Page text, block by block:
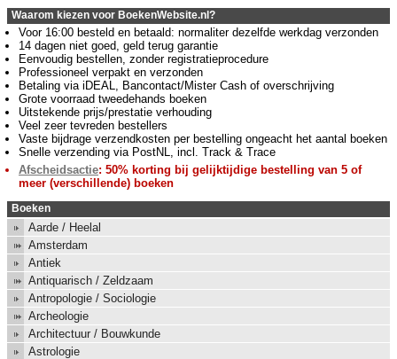
Waarom kiezen voor BoekenWebsite.nl?
Voor 16:00 besteld en betaald: normaliter dezelfde werkdag verzonden
14 dagen niet goed, geld terug garantie
Eenvoudig bestellen, zonder registratieprocedure
Professioneel verpakt en verzonden
Betaling via iDEAL, Bancontact/Mister Cash of overschrijving
Grote voorraad tweedehands boeken
Uitstekende prijs/prestatie verhouding
Veel zeer tevreden bestellers
Vaste bijdrage verzendkosten per bestelling ongeacht het aantal boeken
Snelle verzending via PostNL, incl. Track & Trace
Afscheidsactie: 50% korting bij gelijktijdige bestelling van 5 of
meer (verschillende) boeken
Boeken
Aarde / Heelal
Amsterdam
Antiek
Antiquarisch / Zeldzaam
Antropologie / Sociologie
Archeologie
Architectuur / Bouwkunde
Astrologie